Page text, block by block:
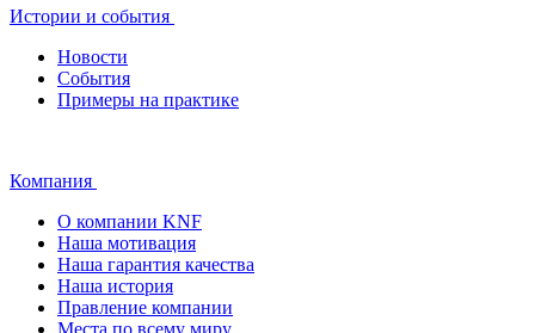
Истории и события
Новости
События
Примеры на практике
Компания
О компании KNF
Наша мотивация
Наша гарантия качества
Наша история
Правление компании